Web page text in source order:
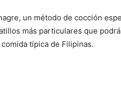
un método de cocción
más particulares que
típica de Filipinas.